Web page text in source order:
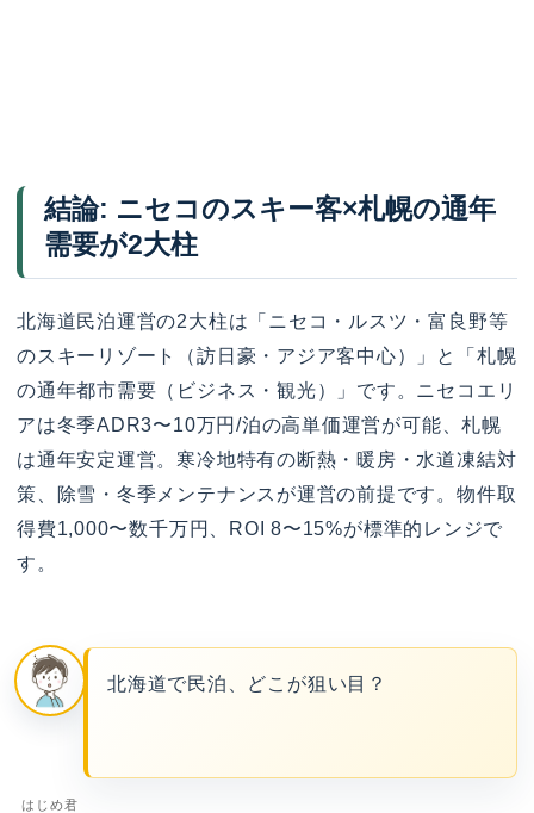
結論: ニセコのスキー客×札幌の通年
需要が2大柱
北海道民泊運営の2大柱は「ニセコ・ルスツ・富良野等
のスキーリゾート（訪日豪・アジア客中心）」と「札幌
の通年都市需要（ビジネス・観光）」です。ニセコエリ
アは冬季ADR3〜10万円/泊の高単価運営が可能、札幌
は通年安定運営。寒冷地特有の断熱・暖房・水道凍結対
策、除雪・冬季メンテナンスが運営の前提です。物件取
得費1,000〜数千万円、ROI 8〜15%が標準的レンジで
す。
はじめ君
北海道で民泊、どこが狙い目？